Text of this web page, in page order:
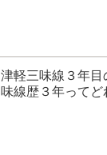
津軽三味線３年目
味線歴３年ってど